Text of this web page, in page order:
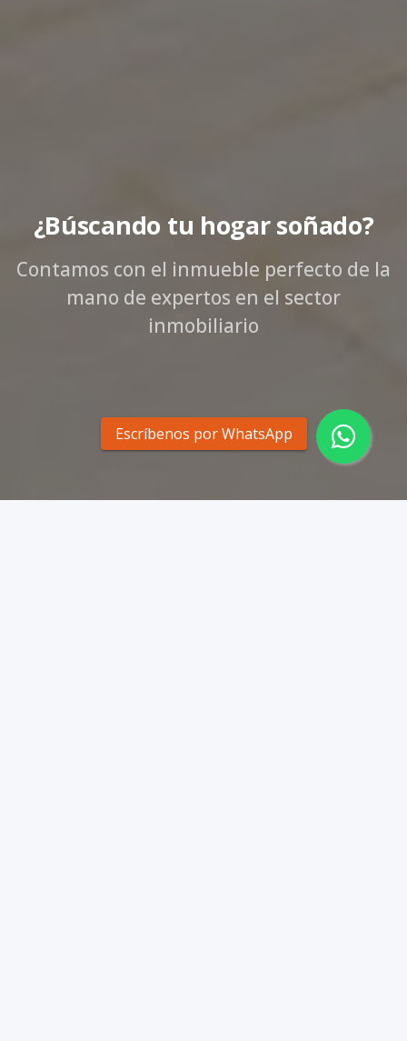
¿Búscando tu hogar soñado?
Contamos con el inmueble perfecto de la
mano de expertos en el sector
inmobiliario
Escríbenos por WhatsApp